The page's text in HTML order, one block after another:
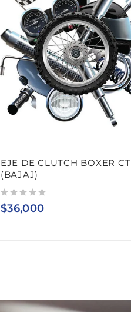
EJE DE CLUTCH BOXER CT
(BAJAJ)
$36,000